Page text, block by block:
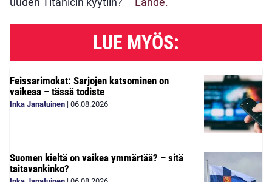
LUE MYÖS:
Feissarimokat: Sarjojen katsominen on
vaikeaa – tässä todiste
Inka Janatuinen | 06.08.2026
Suomen kieltä on vaikea ymmärtää? – sitä
taitavankinko?